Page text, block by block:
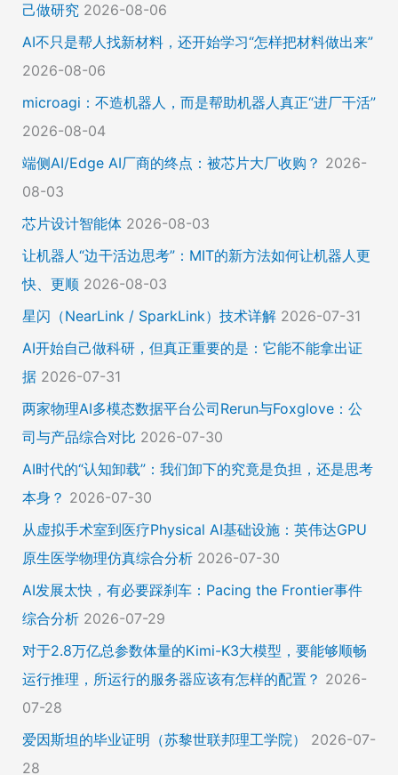
己做研究 2026-08-06
AI不只是帮人找新材料，还开始学习“怎样把材料做出来”
2026-08-06
microagi：不造机器人，而是帮助机器人真正“进厂干活”
2026-08-04
端侧AI/Edge AI厂商的终点：被芯片大厂收购？ 2026-
08-03
芯片设计智能体 2026-08-03
让机器人“边干活边思考”：MIT的新方法如何让机器人更
快、更顺 2026-08-03
星闪（NearLink / SparkLink）技术详解 2026-07-31
AI开始自己做科研，但真正重要的是：它能不能拿出证
据 2026-07-31
两家物理AI多模态数据平台公司Rerun与Foxglove：公
司与产品综合对比 2026-07-30
AI时代的“认知卸载”：我们卸下的究竟是负担，还是思考
本身？ 2026-07-30
从虚拟手术室到医疗Physical AI基础设施：英伟达GPU
原生医学物理仿真综合分析 2026-07-30
AI发展太快，有必要踩刹车：Pacing the Frontier事件
综合分析 2026-07-29
对于2.8万亿总参数体量的Kimi-K3大模型，要能够顺畅
运行推理，所运行的服务器应该有怎样的配置？ 2026-
07-28
爱因斯坦的毕业证明（苏黎世联邦理工学院）
2026-07-
28